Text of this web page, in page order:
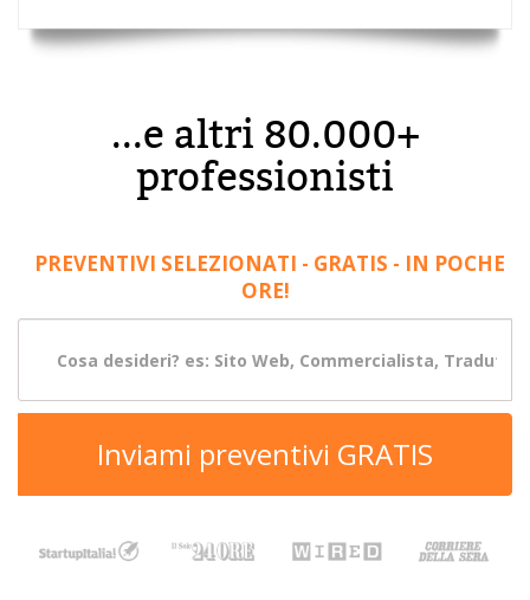
...e altri 80.000+
professionisti
PREVENTIVI SELEZIONATI - GRATIS - IN POCHE
ORE!
Inviami preventivi GRATIS